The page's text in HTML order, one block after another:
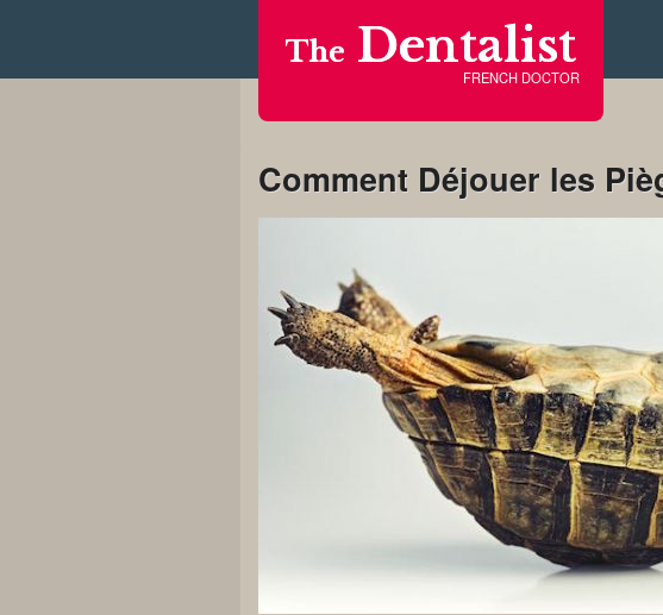
The Dentalist
FRENCH DOCTOR
Comment Déjouer les